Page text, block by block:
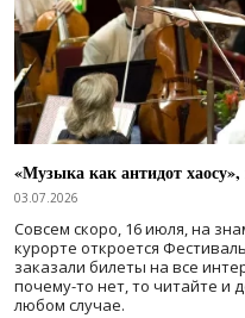
«Музыка как антидот
03.07.2026
Совсем скоро, 16 июля, на
курорте откроется
заказали билеты на все
почему-то нет, то читайте и
любом случае.